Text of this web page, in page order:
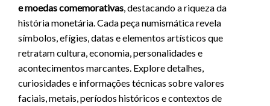
e moedas comemorativas , destacando a riqueza da
história monetária. Cada peça numismática revela
símbolos, efígies, datas e elementos artísticos que
retratam cultura, economia, personalidades e
acontecimentos marcantes. Explore detalhes,
curiosidades e informações técnicas sobre valores
faciais, metais, períodos históricos e contextos de